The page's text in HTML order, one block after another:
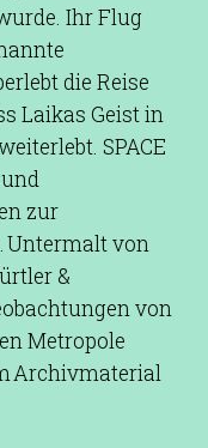
Ihr Flug
die Reise
Laikas Geist in
SPACE
zur
Untermalt von
&
von
Metropole
Archivmaterial